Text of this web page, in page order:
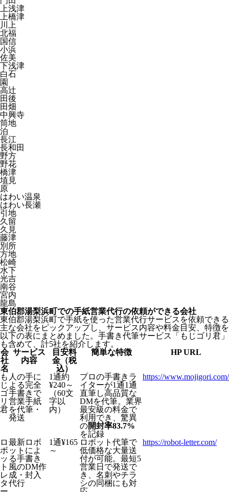
上浅津
上橋津
川上
北福
国信
小浜
佐美
下浅津
白石
園
高辻
田後
田畑
中興寺
筒地
泊
長江
長和田
野方
野花
橋津
埴見
原
はわい温泉
はわい長瀬
引地
久留
久見
藤津
別所
方地
松崎
水下
光吉
南谷
宮内
龍島
東伯郡湯梨浜町での手紙営業代行の依頼ができる会社
東伯郡湯梨浜町で手紙を使った営業代行サービスを依頼できる
主な会社をピックアップし、サービス内容や料金目安、特徴を
以下の表にまとめました。手書き代筆サービス「もじゴリ君」
も含めて、計5社を紹介します。
会
社
名
サービス
内容
目安料
金（税
込）
簡単な特徴 HP URL
も
じ
ゴ
リ
君
人の手に
よる完全
手書きで
営業手紙
を代筆・
発送
1通約
¥240～
（60文
字以
内）
プロの手書きラ
イターが1通1通
直筆し高品質な
DMを代筆。業界
最安級の料金で
利用でき、驚異
の開封率83.7%
を記録
https://www.mojigori.com/
ロ
ボ
ッ
ト
レ
タ
最新ロボ
ットによ
る手書き
風のDM作
成・封入
代行
1通¥165
～
ロボット代筆で
低価格な大量送
付が可能。最短5
営業日で発送で
き、名刺やチラ
シの同梱にも対
https://robot-letter.com/